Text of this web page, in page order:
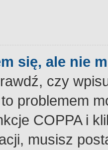
się, ale nie
czy
problemem
COPPA i
musisz